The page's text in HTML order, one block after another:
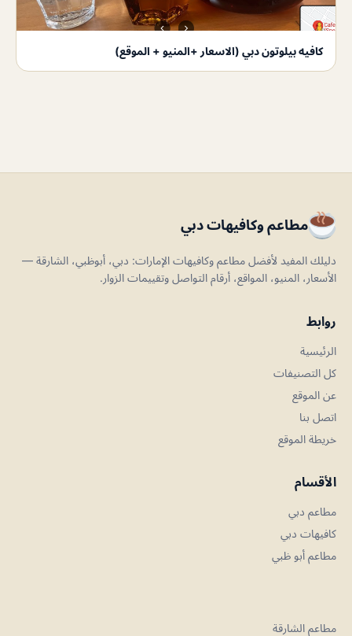
كافيه بيلوتون دبي (الاسعار +المنيو + الموقع)
مطاعم وكافيهات دبي
دليلك المفيد لأفضل مطاعم وكافيهات الإمارات: دبي، أبوظبي، الشارقة —
الأسعار، المنيو، المواقع، أرقام التواصل وتقييمات الزوار.
روابط
الرئيسية
كل التصنيفات
عن الموقع
اتصل بنا
خريطة الموقع
الأقسام
مطاعم دبي
كافيهات دبي
مطاعم أبو ظبي
مطاعم الشارقة